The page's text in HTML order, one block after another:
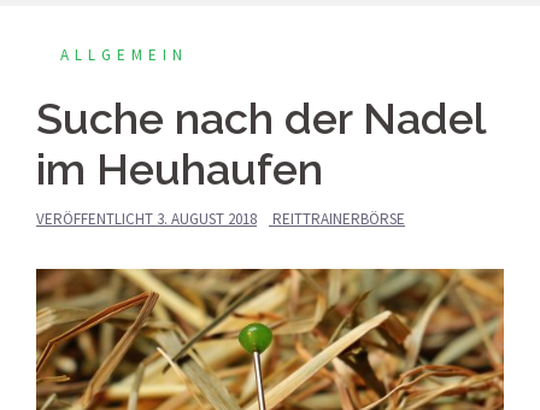
ALLGEMEIN
Suche nach der Nadel
im Heuhaufen
VERÖFFENTLICHT 3. AUGUST 2018 REITTRAINERBÖRSE